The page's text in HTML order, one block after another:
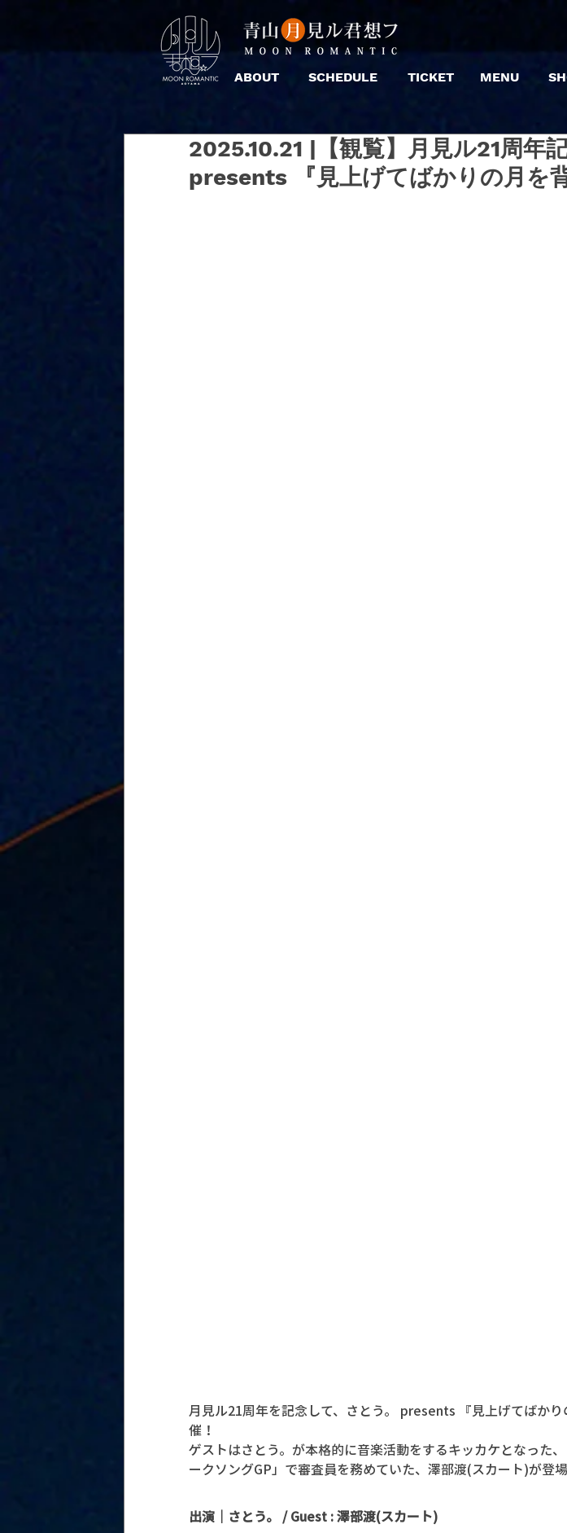
ABOUT SCHEDULE TICKET MENU
2025.10.21 |【観覧】月見ル21周年
presents 『見上げてばかりの月を
月見ル21周年を記念して、さとう。 presents 『見上げてばか
催！
ゲストはさとう。が本格的に音楽活動をするキッカケとなった、
ークソングGP」で審査員を務めていた、澤部渡(スカート)が登場
出演｜さとう。 / Guest : 澤部渡(スカート)